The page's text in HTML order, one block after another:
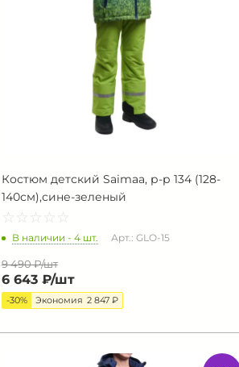
Костюм детский Saimaa, р-р 134 (128-
140см),сине-зеленый
☆ ☆ ☆ ☆ ☆
★ ★ ★ ★ ★
В наличии - 4 шт. Арт.: GLO-15
9 490 ₽/шт
6 643 ₽/шт
-30% Экономия 2 847 ₽